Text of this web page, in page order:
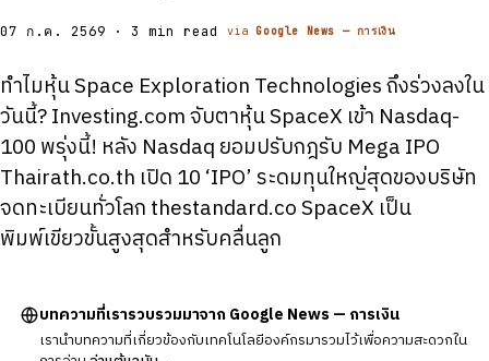
07 ก.ค. 2569 · 3 min read viaGoogle News — การเงิน
ทําไมหุ้น Space Exploration Technologies ถึงร่วงลงใน
วันนี้? Investing.com จับตาหุ้น SpaceX เข้า Nasdaq-
100 พรุ่งนี้! หลัง Nasdaq ยอมปรับกฎรับ Mega IPO
Thairath.co.th เปิด 10 ‘IPO’ ระดมทุนใหญ่สุดของบริษัท
จดทะเบียนทั่วโลก thestandard.co SpaceX เป็น
พิมพ์เขียวขั้นสูงสุดสำหรับคลื่นลูก
บทความที่เรารวบรวมมาจาก Google News — การเงิน
เรานำบทความที่เกี่ยวข้องกับเทคโนโลยีองค์กรมารวมไว้เพื่อความสะดวกใน